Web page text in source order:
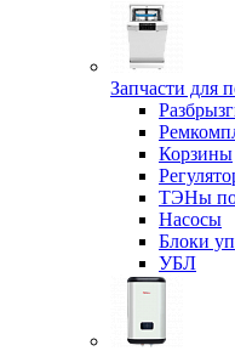
Запчасти для
Корзины
ТЭНы
Насосы
Блоки
УБЛ